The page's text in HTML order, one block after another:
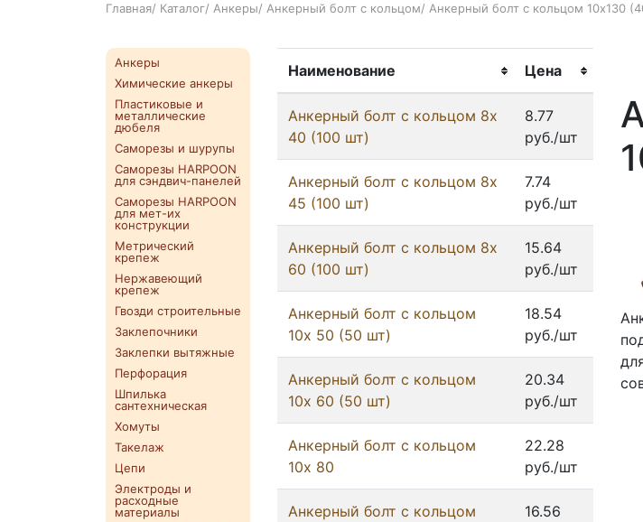
Главная/ Каталог/ Анкеры/ Анкерный болт с кольцом/ Анкерный болт с кольцом 10х130
Анкеры
Химические анкеры
Пластиковые и
металлические
дюбеля
Саморезы и шурупы
Саморезы HARPOON
для сэндвич-панелей
Саморезы HARPOON
для мет-их
конструкции
Метрический
крепеж
Нержавеющий
крепеж
Гвозди строительные
Заклепочники
Заклепки вытяжные
Перфорация
Шпилька
сантехническая
Хомуты
Такелаж
Цепи
Электроды и
расходные
материалы
Наименование Цена
Анкерный болт с кольцом 8х
40 (100 шт)
8.77
руб./шт
Анкерный болт с кольцом 8х
45 (100 шт)
7.74
руб./шт
Анкерный болт с кольцом 8х
60 (100 шт)
15.64
руб./шт
Анкерный болт с кольцом
10х 50 (50 шт)
18.54
руб./шт
Анкерный болт с кольцом
10х 60 (50 шт)
20.34
руб./шт
Анкерный болт с кольцом
10х 80
22.28
руб./шт
Анкерный болт с кольцом
16.56